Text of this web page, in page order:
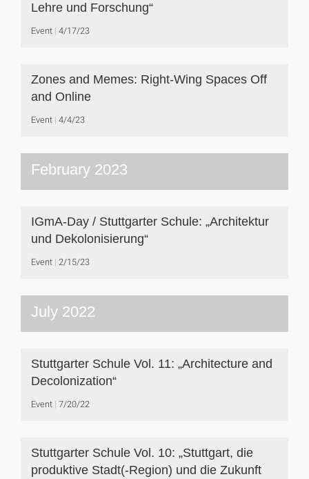
Lehre und Forschung“
Event 4/17/23
Zones and Memes: Right-Wing Spaces Off
and Online
Event 4/4/23
February 2023
IGmA-Day / Stuttgarter Schule: „Architektur
und Dekolonisierung“
Event 2/15/23
July 2022
Stuttgarter Schule Vol. 11: „Architecture and
Decolonization“
Event 7/20/22
Stuttgarter Schule Vol. 10: „Stuttgart, die
produktive Stadt(-Region) und die Zukunft